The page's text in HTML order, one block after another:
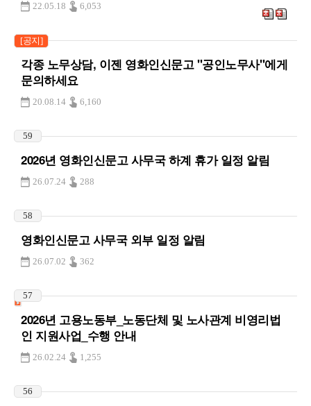
22.05.18 6,053
[공지]
각종 노무상담, 이젠 영화인신문고 "공인노무사"에게
문의하세요
20.08.14 6,160
59
2026년 영화인신문고 사무국 하계 휴가 일정 알림
26.07.24 288
58
영화인신문고 사무국 외부 일정 알림
26.07.02 362
57
2026년 고용노동부_노동단체 및 노사관계 비영리법
인 지원사업_수행 안내
26.02.24 1,255
56